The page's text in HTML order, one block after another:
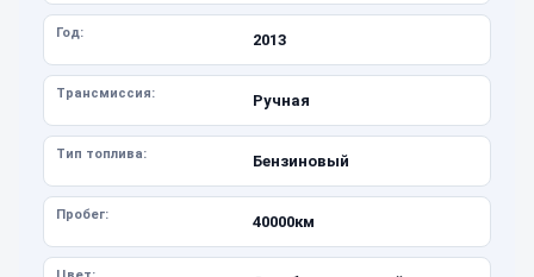
Год: 2013
Трансмиссия: Ручная
Тип топлива: Бензиновый
Пробег: 40000км